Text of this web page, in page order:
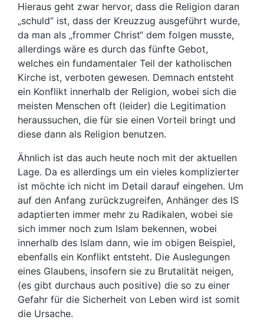
Hieraus geht zwar hervor, dass die Religion daran
„schuld“ ist, dass der Kreuzzug ausgeführt wurde,
da man als „frommer Christ“ dem folgen musste,
allerdings wäre es durch das fünfte Gebot,
welches ein fundamentaler Teil der katholischen
Kirche ist, verboten gewesen. Demnach entsteht
ein Konflikt innerhalb der Religion, wobei sich die
meisten Menschen oft (leider) die Legitimation
heraussuchen, die für sie einen Vorteil bringt und
diese dann als Religion benutzen.
Ähnlich ist das auch heute noch mit der aktuellen
Lage. Da es allerdings um ein vieles komplizierter
ist möchte ich nicht im Detail darauf eingehen. Um
auf den Anfang zurückzugreifen, Anhänger des IS
adaptierten immer mehr zu Radikalen, wobei sie
sich immer noch zum Islam bekennen, wobei
innerhalb des Islam dann, wie im obigen Beispiel,
ebenfalls ein Konflikt entsteht. Die Auslegungen
eines Glaubens, insofern sie zu Brutalität neigen,
(es gibt durchaus auch positive) die so zu einer
Gefahr für die Sicherheit von Leben wird ist somit
die Ursache.